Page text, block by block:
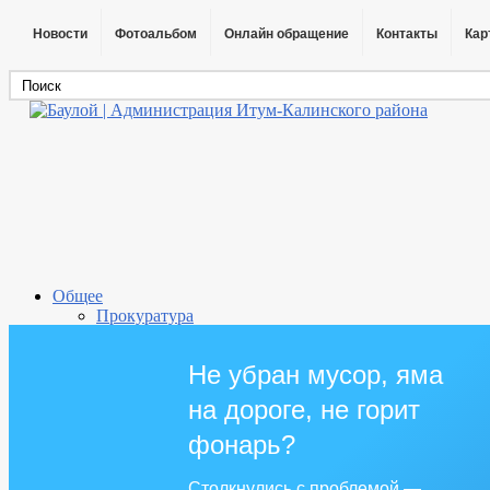
Новости Фотоальбом Онлайн обращение Контакты
Общее
Прокуратура
Экологическое просвещение
Сведения о качестве питьевой воды
Не убран мусор, яма
на дороге, не горит
фонарь?